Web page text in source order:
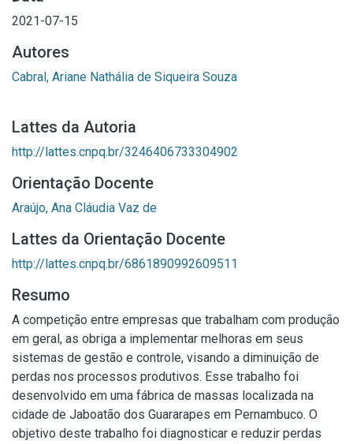
2021-07-15
Autores
Cabral, Ariane Nathália de Siqueira Souza
Lattes da Autoria
http://lattes.cnpq.br/3246406733304902
Orientação Docente
Araújo, Ana Cláudia Vaz de
Lattes da Orientação Docente
http://lattes.cnpq.br/6861890992609511
Resumo
A competição entre empresas que trabalham com produção
em geral, as obriga a implementar melhoras em seus
sistemas de gestão e controle, visando a diminuição de
perdas nos processos produtivos. Esse trabalho foi
desenvolvido em uma fábrica de massas localizada na
cidade de Jaboatão dos Guararapes em Pernambuco. O
objetivo deste trabalho foi diagnosticar e reduzir perdas